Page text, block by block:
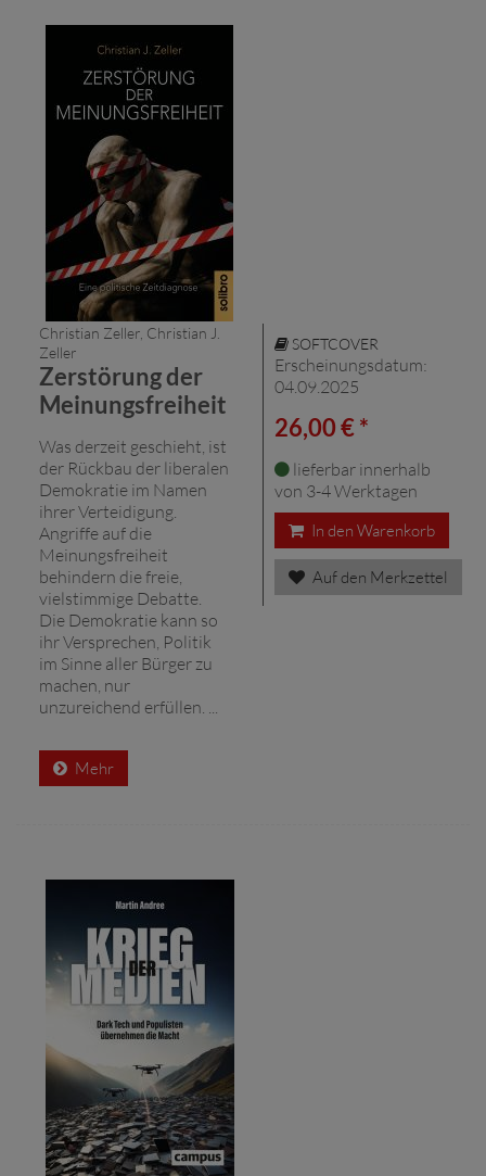
Christian Zeller, Christian J.
Zeller
Zerstörung der
Meinungsfreiheit
Was derzeit geschieht, ist
der Rückbau der liberalen
Demokratie im Namen
ihrer Verteidigung.
Angriffe auf die
Meinungsfreiheit
behindern die freie,
vielstimmige Debatte.
Die Demokratie kann so
ihr Versprechen, Politik
im Sinne aller Bürger zu
machen, nur
unzureichend erfüllen. ...
Mehr
SOFTCOVER
Erscheinungsdatum:
04.09.2025
26,00 € *
lieferbar innerhalb
von 3-4 Werktagen
In den Warenkorb
Auf den Merkzettel